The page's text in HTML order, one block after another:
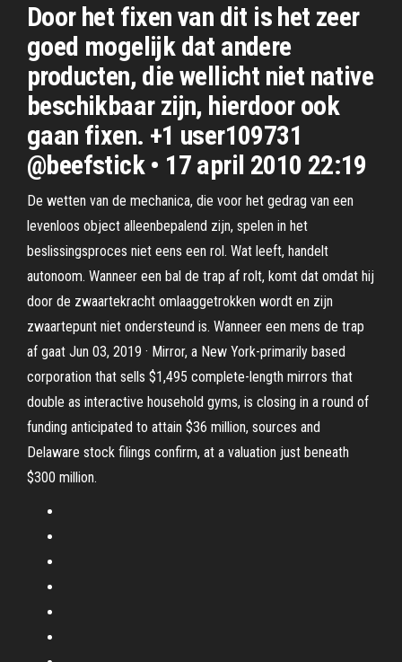
Door het fixen van dit is het zeer
goed mogelijk dat andere
producten, die wellicht niet native
beschikbaar zijn, hierdoor ook
gaan fixen. +1 user109731
@beefstick • 17 april 2010 22:19
De wetten van de mechanica, die voor het gedrag van een
levenloos object alleenbepalend zijn, spelen in het
beslissingsproces niet eens een rol. Wat leeft, handelt
autonoom. Wanneer een bal de trap af rolt, komt dat omdat hij
door de zwaartekracht omlaaggetrokken wordt en zijn
zwaartepunt niet ondersteund is. Wanneer een mens de trap
af gaat Jun 03, 2019 · Mirror, a New York-primarily based
corporation that sells $1,495 complete-length mirrors that
double as interactive household gyms, is closing in a round of
funding anticipated to attain $36 million, sources and
Delaware stock filings confirm, at a valuation just beneath
$300 million.